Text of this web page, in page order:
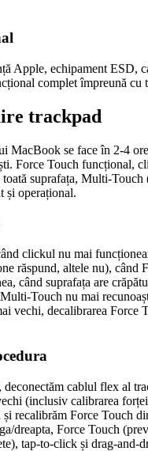
Apple, echipament ESD,
complet împreună cu
trackpad
MacBook se face în 2-4
Force Touch funcțional,
suprafața, Multi-Touch
și operațional.
clickul nu mai
răspund, altele nu), când
când suprafața are
Touch nu mai
vechi, decalibrarea Force
deconectăm cablul flex al
(inclusiv calibrarea
recalibrăm Force Touch
dreapta, Force Touch
tap-to-click și drag-and-